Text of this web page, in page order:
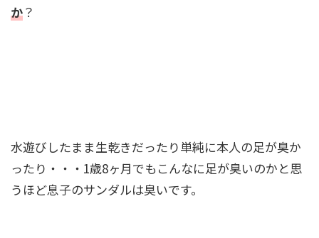
か？
水遊びしたまま生乾きだったり単純に本人の足が臭か
ったり・・・1歳8ヶ月でもこんなに足が臭いのかと思
うほど息子のサンダルは臭いです。